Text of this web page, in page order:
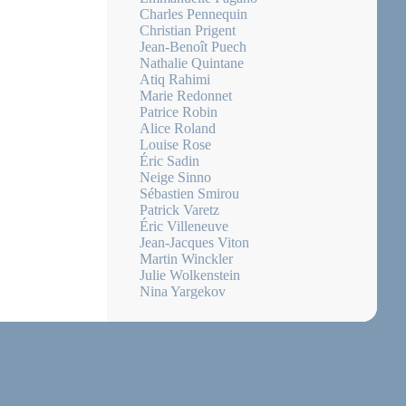
Charles Pennequin
Christian Prigent
Jean-Benoît Puech
Nathalie Quintane
Atiq Rahimi
Marie Redonnet
Patrice Robin
Alice Roland
Louise Rose
Éric Sadin
Neige Sinno
Sébastien Smirou
Patrick Varetz
Éric Villeneuve
Jean-Jacques Viton
Martin Winckler
Julie Wolkenstein
Nina Yargekov